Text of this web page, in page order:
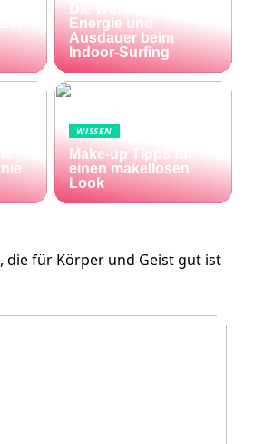
Die Welle zu Hause:
Energie und
Ausdauer beim
Indoor-Surfing
WISSEN
Make-up Tipps für
einen makellosen
Look
die für Körper und Geist gut ist